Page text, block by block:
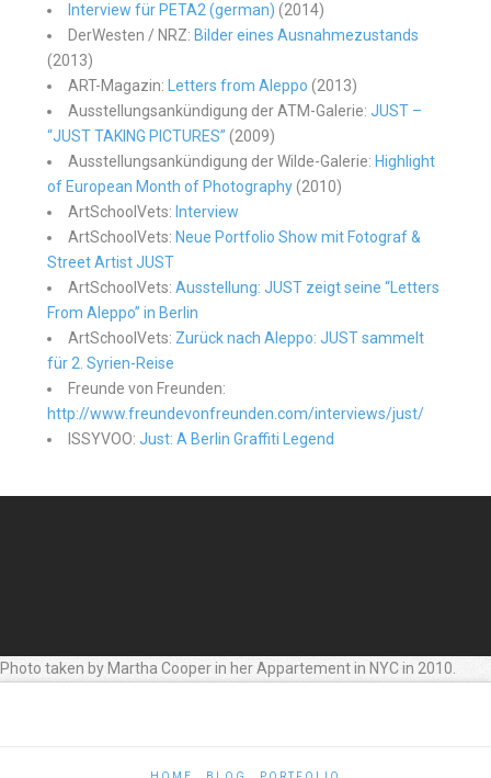
Interview für PETA2 (german) (2014)
DerWesten / NRZ: Bilder eines Ausnahmezustands
(2013)
ART-Magazin: Letters from Aleppo (2013)
Ausstellungsankündigung der ATM-Galerie: JUST –
“JUST TAKING PICTURES” (2009)
Ausstellungsankündigung der Wilde-Galerie: Highlight
of European Month of Photography(2010)
ArtSchoolVets: Interview
ArtSchoolVets: Neue Portfolio Show mit Fotograf &
Street Artist JUST
ArtSchoolVets: Ausstellung: JUST zeigt seine “Letters
From Aleppo” in Berlin
ArtSchoolVets: Zurück nach Aleppo: JUST sammelt
für 2. Syrien-Reise
Freunde von Freunden:
http://www.freundevonfreunden.com/interviews/just/
ISSYVOO: Just: A Berlin Graffiti Legend
Photo taken by Martha Cooper in her Appartement in NYC in 2010.